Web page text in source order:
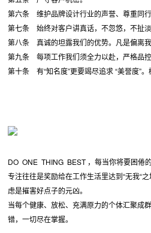
第六条 维护品牌设计行业的声誉、尊重同行
第七条 始终对客户讲真话，不忽悠，不扯淡
第八条 真诚的坦露我们的优势。凡是偏离
第九条 每项工作我们须全力以赴，严格品
第十条 有“知名度”更要竭尽追求 “美誉度”。
DO ONE THING BEST ，每当你将要困倦
专注往往是奖励给在工作生活里达到“无我“
虑是摧害好点子的元凶。
当每个健康、放松、充满原力的个体汇聚成
错，一切尽在掌握。